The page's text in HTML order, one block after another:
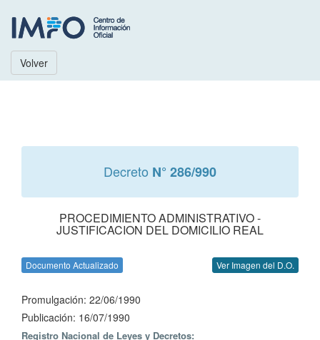
Volver
Decreto N° 286/990
PROCEDIMIENTO ADMINISTRATIVO -
JUSTIFICACION DEL DOMICILIO REAL
Documento Actualizado Ver Imagen del D.O.
Promulgación: 22/06/1990
Publicación: 16/07/1990
Registro Nacional de Leyes y Decretos: